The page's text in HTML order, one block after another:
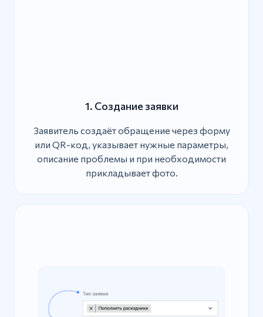
1. Создание заявки
Заявитель создаёт обращение через форму
или QR-код, указывает нужные параметры,
описание проблемы и при необходимости
прикладывает фото.